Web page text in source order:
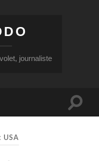
journaliste
Toggle
USA